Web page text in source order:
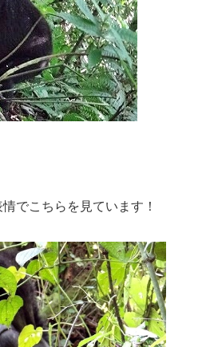
でこちらを見ています！